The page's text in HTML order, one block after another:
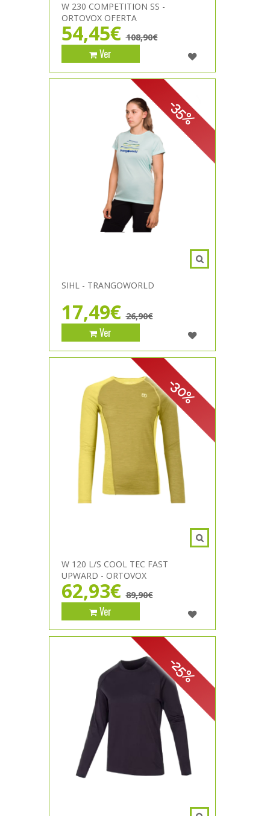
W 230 COMPETITION SS -
ORTOVOX OFERTA
54,45€ 108,90€
Ver
-35%
SIHL - TRANGOWORLD
17,49€ 26,90€
Ver
-30%
W 120 L/S COOL TEC FAST
UPWARD - ORTOVOX
62,93€ 89,90€
Ver
-25%